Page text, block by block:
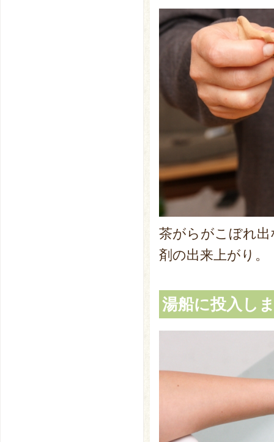
茶がらがこぼれ
剤の出来上がり。
湯船に投入し